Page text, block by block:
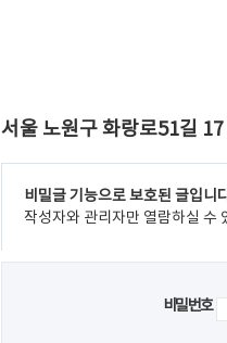
서울 노원구 화랑로51길 17
비밀글 기능으로 보호된 글입니
작성자와 관리자만 열람하실 수
비밀번호